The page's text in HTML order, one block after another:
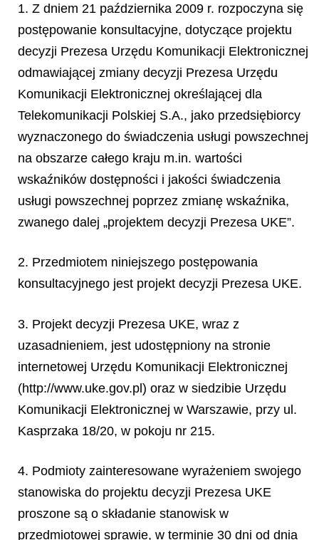
1. Z dniem 21 października 2009 r. rozpoczyna się
postępowanie konsultacyjne, dotyczące projektu
decyzji Prezesa Urzędu Komunikacji Elektronicznej
odmawiającej zmiany decyzji Prezesa Urzędu
Komunikacji Elektronicznej określającej dla
Telekomunikacji Polskiej S.A., jako przedsiębiorcy
wyznaczonego do świadczenia usługi powszechnej
na obszarze całego kraju m.in. wartości
wskaźników dostępności i jakości świadczenia
usługi powszechnej poprzez zmianę wskaźnika,
zwanego dalej „projektem decyzji Prezesa UKE”.
2. Przedmiotem niniejszego postępowania
konsultacyjnego jest projekt decyzji Prezesa UKE.
3. Projekt decyzji Prezesa UKE, wraz z
uzasadnieniem, jest udostępniony na stronie
internetowej Urzędu Komunikacji Elektronicznej
(http://www.uke.gov.pl) oraz w siedzibie Urzędu
Komunikacji Elektronicznej w Warszawie, przy ul.
Kasprzaka 18/20, w pokoju nr 215.
4. Podmioty zainteresowane wyrażeniem swojego
stanowiska do projektu decyzji Prezesa UKE
proszone są o składanie stanowisk w
przedmiotowej sprawie, w terminie 30 dni od dnia